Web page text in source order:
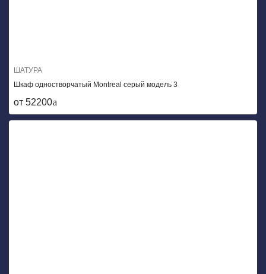
ШАТУРА
Шкаф одностворчатый Montreal серый модель 3
от 52200